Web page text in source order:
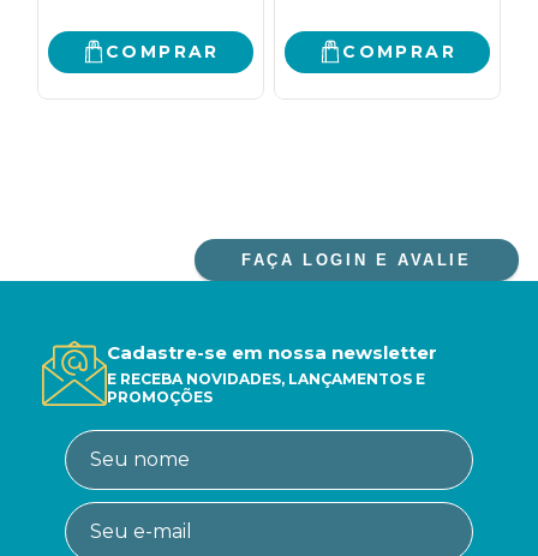
COMPRAR COMPRAR
FAÇA LOGIN E AVALIE
Cadastre-se em nossa newsletter
E RECEBA NOVIDADES, LANÇAMENTOS E
PROMOÇÕES